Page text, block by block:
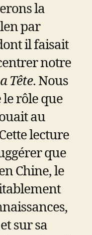
la
par
il faisait
notre
Tête. Nous
rôle que
au
lecture
que
Chine, le
sur sa